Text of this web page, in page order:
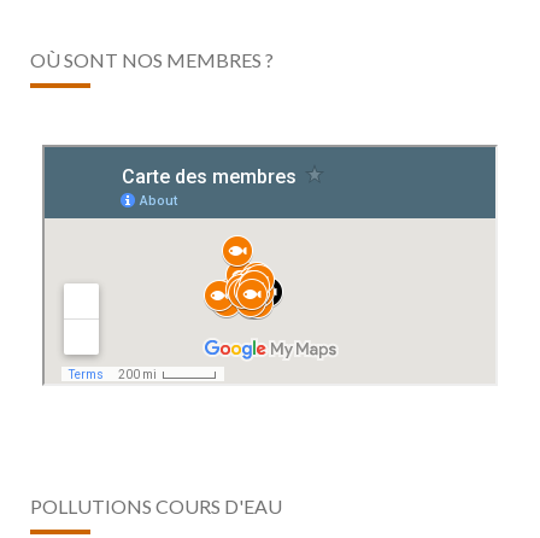
OÙ SONT NOS MEMBRES ?
POLLUTIONS COURS D'EAU